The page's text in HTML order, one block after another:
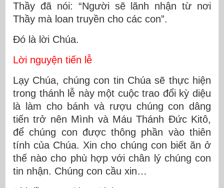
Thầy đã nói: “Người sẽ lãnh nhận từ nơi
Thầy mà loan truyền cho các con”.
Ðó là lời Chúa.
Lời nguyện tiến lễ
Lạy Chúa, chúng con tin Chúa sẽ thực hiện
trong thánh lễ này một cuộc trao đổi kỳ diệu
là làm cho bánh và rượu chúng con dâng
tiến trở nên Mình và Máu Thánh Ðức Kitô,
để chúng con được thông phần vào thiên
tính của Chúa. Xin cho chúng con biết ăn ở
thế nào cho phù hợp với chân lý chúng con
tin nhận. Chúng con cầu xin…